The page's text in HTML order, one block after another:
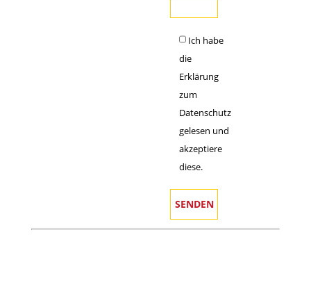
Ich habe
die
Erklärung
zum
Datenschutz
gelesen und
akzeptiere
diese.